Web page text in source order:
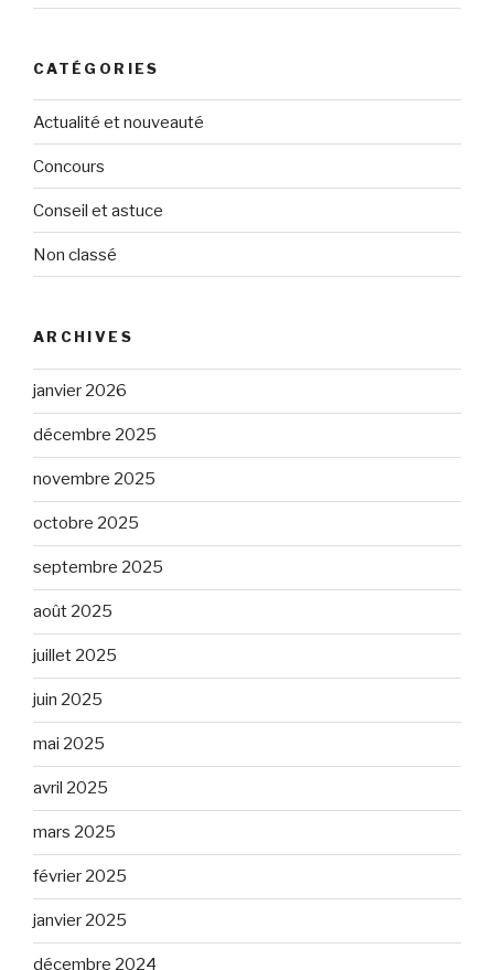
CATÉGORIES
Actualité et nouveauté
Concours
Conseil et astuce
Non classé
ARCHIVES
janvier 2026
décembre 2025
novembre 2025
octobre 2025
septembre 2025
août 2025
juillet 2025
juin 2025
mai 2025
avril 2025
mars 2025
février 2025
janvier 2025
décembre 2024